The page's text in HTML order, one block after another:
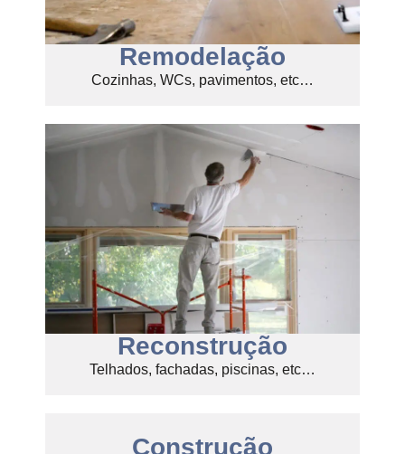
Remodelação
Cozinhas, WCs, pavimentos, etc…
Reconstrução
Telhados, fachadas, piscinas, etc…
Construção